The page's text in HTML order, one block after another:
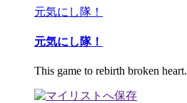
元気にし隊！
元気にし隊！
This game to rebirth broken heart.